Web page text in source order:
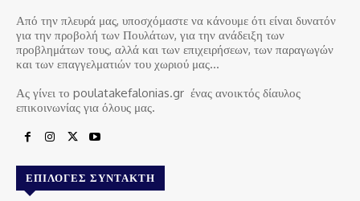
Από την πλευρά μας, υποσχόμαστε να κάνουμε ότι είναι δυνατόν
για την προβολή των Πουλάτων, για την ανάδειξη των
προβλημάτων τους, αλλά και των επιχειρήσεων, των παραγωγών
και των επαγγελματιών του χωριού μας…
Ας γίνει το poulatakefalonias.gr ένας ανοικτός δίαυλος
επικοινωνίας για όλους μας.
ΕΠΙΛΟΓΈΣ ΣΥΝΤΆΚΤΗ